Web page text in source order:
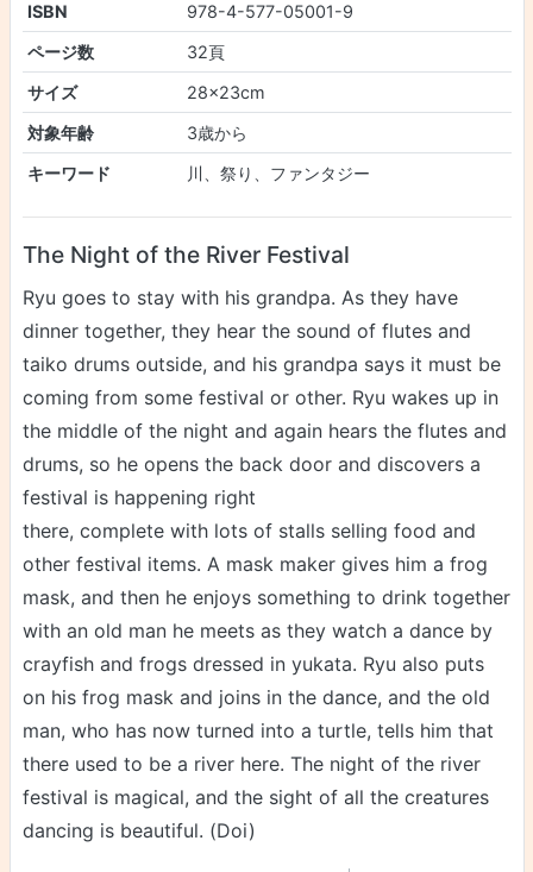
ISBN
978-4-577-05001-9
ページ数
32頁
サイズ
28x23cm
対象年齢
3歳から
キーワード
川、祭り、ファンタジー
The Night of the River Festival
Ryu goes to stay with his grandpa. As they have
dinner together, they hear the sound of flutes and
taiko drums outside, and his grandpa says it must be
coming from some festival or other. Ryu wakes up in
the middle of the night and again hears the flutes and
drums, so he opens the back door and discovers a
festival is happening right
there, complete with lots of stalls selling food and
other festival items. A mask maker gives him a frog
mask, and then he enjoys something to drink together
with an old man he meets as they watch a dance by
crayfish and frogs dressed in yukata. Ryu also puts
on his frog mask and joins in the dance, and the old
man, who has now turned into a turtle, tells him that
there used to be a river here. The night of the river
festival is magical, and the sight of all the creatures
dancing is beautiful. (Doi)